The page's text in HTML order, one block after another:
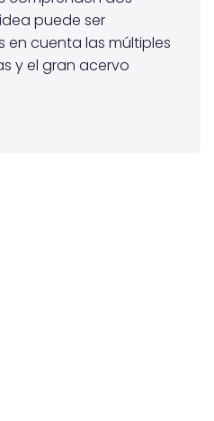
puede ser
en cuenta las múltiples
y el gran acervo